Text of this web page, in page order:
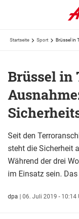
Startseite Sport Brüssel in
Brüssel in
Seit den
steht die Sicherheit
Während der drei
im Einsatz sein.
dpa | 06. Juli 2019 - 10:14